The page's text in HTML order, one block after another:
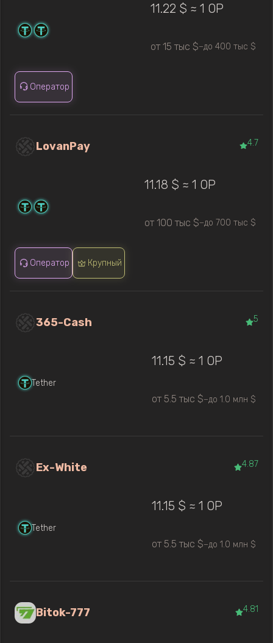
11.22 $ ≈ 1 OP
от 15 тыс $—до 400 тыс $
Оператор
LovanPay 4.7
11.18 $ ≈ 1 OP
от 100 тыс $—до 700 тыс $
Оператор Крупный
365-Cash 5
Tether
11.15 $ ≈ 1 OP
от 5.5 тыс $—до 1.0 млн $
Ex-White 4.87
Tether
11.15 $ ≈ 1 OP
от 5.5 тыс $—до 1.0 млн $
Bitok-777 4.81